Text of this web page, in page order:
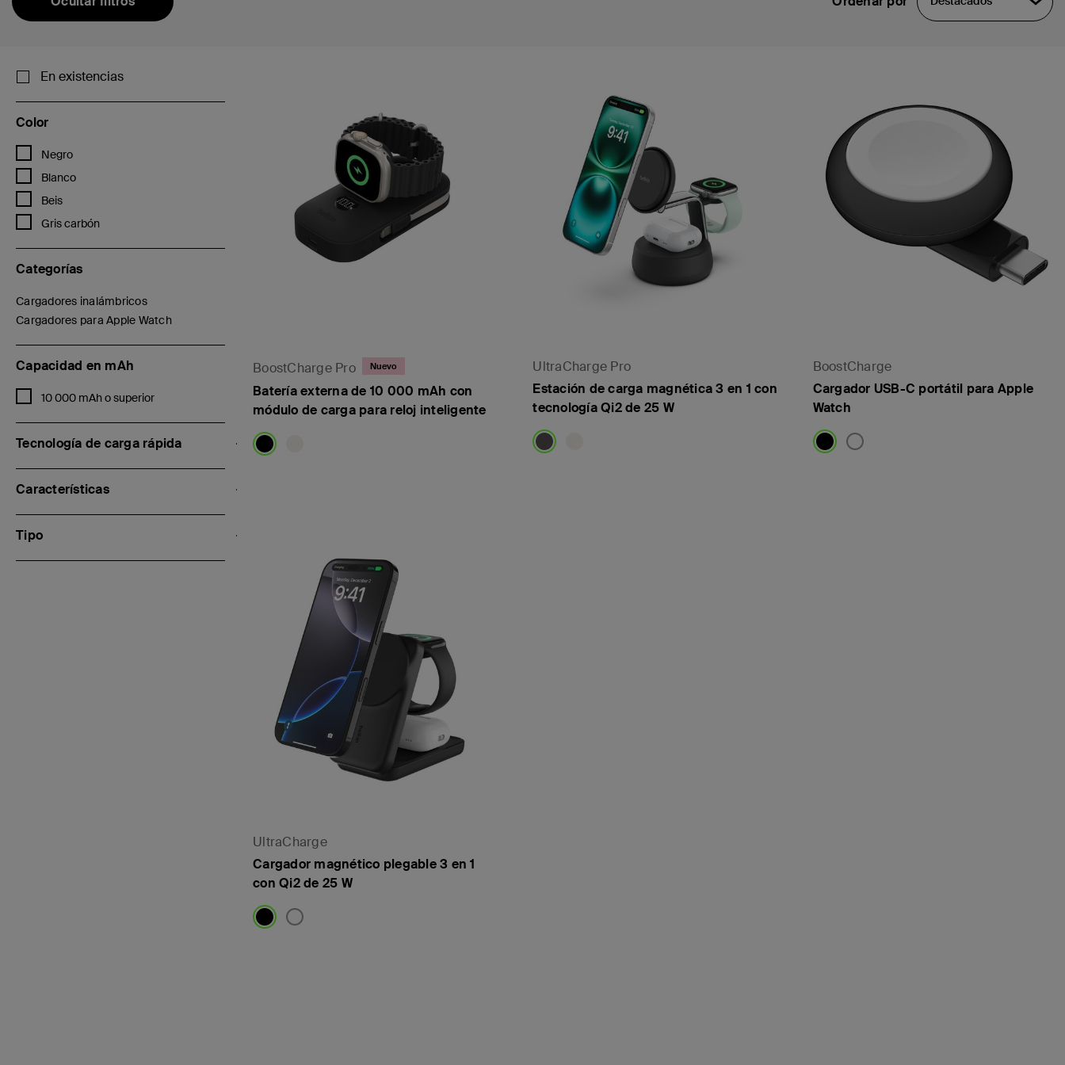
En existencias
Color
Negro
Refinar por Color: Negro
Blanco
Refinar por Color: Blanco
Beis
Refinar por Color: Beis
Gris carbón
Refinar por Color: Gris carbón
Categorías
Cargadores inalámbricos
Refinar por Categorías: Cargadores inalámbricos
Cargadores para Apple Watch
seleccionado/s Refinados por Categorías: Cargadores para Apple Watch
Capacidad en mAh
10 000 mAh o superior
Refinar por Capacidad en mAh: 10 000 mAh o superior
Tecnología de carga rápida
Características
Tipo
BoostCharge Pro Nuevo
Batería externa de 10 000 mAh con
módulo de carga para reloj inteligente
UltraCharge Pro
Estación de carga magnética 3 en 1 con
tecnología Qi2 de 25 W
BoostCharge
Cargador USB-C portátil para Apple
Watch
UltraCharge
Cargador magnético plegable 3 en 1
con Qi2 de 25 W